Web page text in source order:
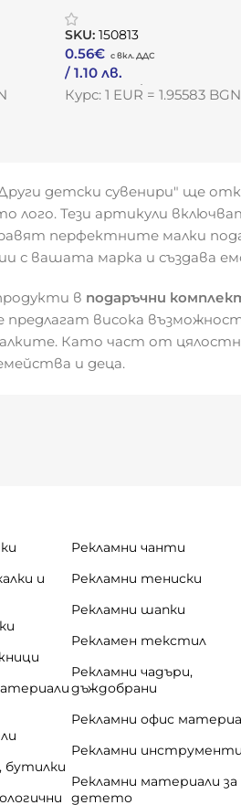
SKU: 150813
0.56€
/ 1.10 лв.
Към Продукта
Курс: 1 EUR = 1.95583 BGN
детски сувенири" ще
лого. Тези артикули
перфектните малки
с вашата марка и създава
в подаръчни
висока
Като част от
и деца.
и
бутилки
Рекламни чанти
Рекламни тениски
Рекламни шапки
Рекламен текстил
Рекламни чадъри,
дъждобрани
Рекламни офис
Рекламни инструменти
Рекламни материали за
детето